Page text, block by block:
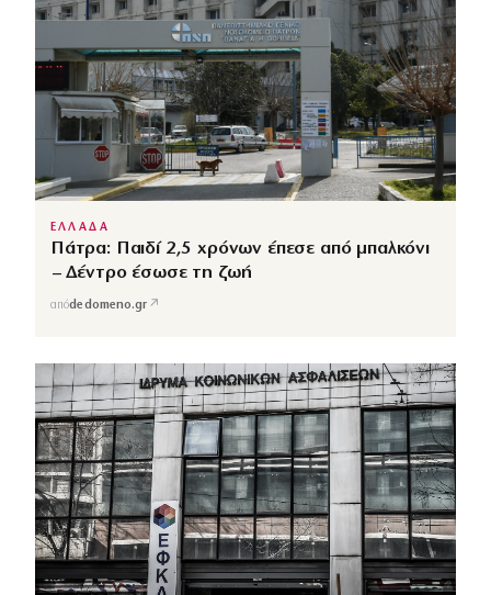
ΕΛΛΑΔΑ
Πάτρα: Παιδί 2,5 χρόνων έπεσε από μπαλκόνι
– Δέντρο έσωσε τη ζωή
απόdedomeno.gr ↗